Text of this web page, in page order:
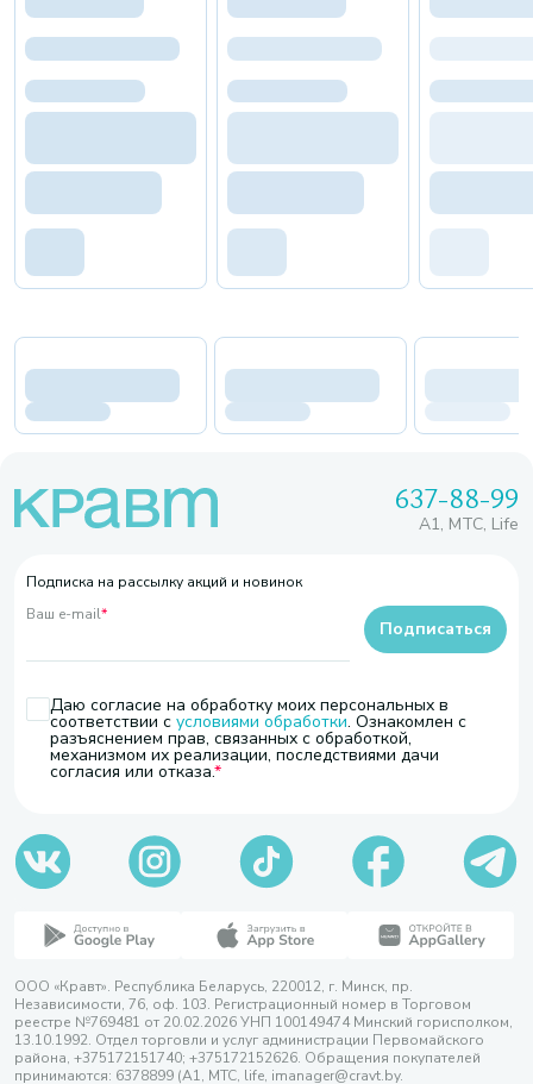
637-88-99
A1, МТС, Life
Подписка на рассылку акций и новинок
Ваш e-mail*
Даю согласие на обработку моих персональных в
соответствии с условиями обработки. Ознакомлен с
разъяснением прав, связанных с обработкой,
механизмом их реализации, последствиями дачи
согласия или отказа.
Подписаться
ООО «Кравт». Республика Беларусь, 220012, г. Минск, пр.
Независимости, 76, оф. 103. Регистрационный номер в Торговом
реестре №769481 от 20.02.2026 УНП 100149474 Минский горисполком,
13.10.1992. Отдел торговли и услуг администрации Первомайского
района, +375172151740; +375172152626. Обращения покупателей
принимаются: 6378899 (А1, МТС, life, imanager@cravt.by.